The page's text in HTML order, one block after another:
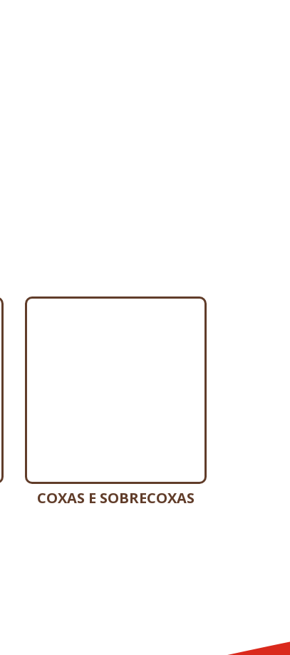
COXAS E SOBRECOXAS